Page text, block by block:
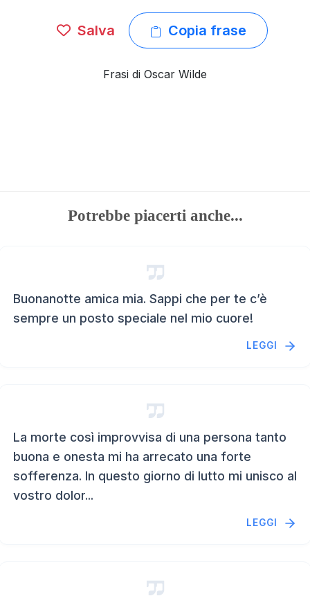
Salva Copia frase
Frasi di Oscar Wilde
Potrebbe piacerti anche...
Buonanotte amica mia. Sappi che per te c’è
sempre un posto speciale nel mio cuore!
LEGGI
La morte così improvvisa di una persona tanto
buona e onesta mi ha arrecato una forte
sofferenza. In questo giorno di lutto mi unisco al
vostro dolor...
LEGGI